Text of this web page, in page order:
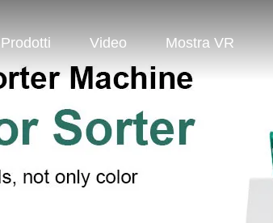
Prodotti Video Mostra VR